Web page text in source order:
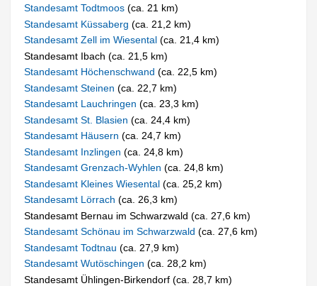
Standesamt Todtmoos(ca. 21 km)
Standesamt Küssaberg(ca. 21,2 km)
Standesamt Zell im Wiesental(ca. 21,4 km)
Standesamt Ibach (ca. 21,5 km)
Standesamt Höchenschwand(ca. 22,5 km)
Standesamt Steinen(ca. 22,7 km)
Standesamt Lauchringen(ca. 23,3 km)
Standesamt St. Blasien(ca. 24,4 km)
Standesamt Häusern(ca. 24,7 km)
Standesamt Inzlingen(ca. 24,8 km)
Standesamt Grenzach-Wyhlen(ca. 24,8 km)
Standesamt Kleines Wiesental(ca. 25,2 km)
Standesamt Lörrach(ca. 26,3 km)
Standesamt Bernau im Schwarzwald (ca. 27,6 km)
Standesamt Schönau im Schwarzwald(ca. 27,6 km)
Standesamt Todtnau(ca. 27,9 km)
Standesamt Wutöschingen(ca. 28,2 km)
Standesamt Ühlingen-Birkendorf (ca. 28,7 km)